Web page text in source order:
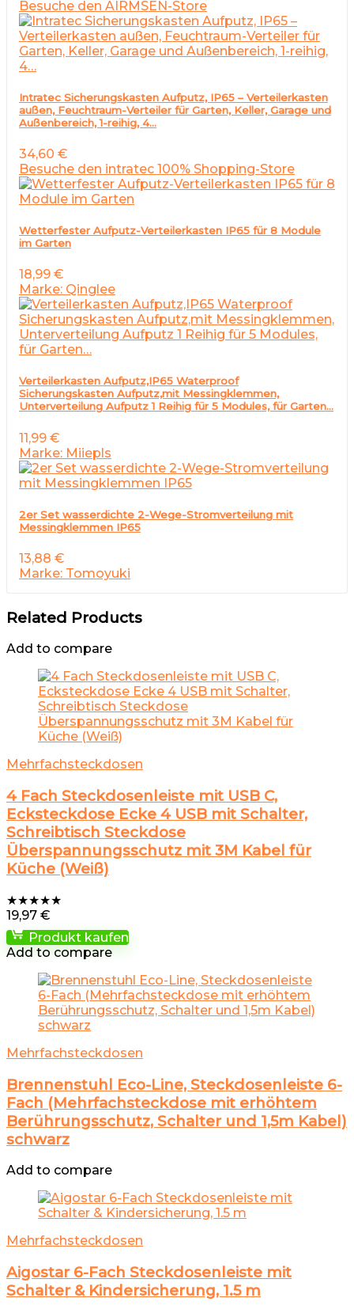
Besuche den AIRMSEN-Store
Intratec Sicherungskasten Aufputz, IP65 – Verteilerkasten
außen, Feuchtraum-Verteiler für Garten, Keller, Garage und
Außenbereich, 1-reihig, 4…
34,60 €
Besuche den intratec 100% Shopping-Store
Wetterfester Aufputz-Verteilerkasten IP65 für 8 Module
im Garten
18,99 €
Marke: Qinglee
Verteilerkasten Aufputz,IP65 Waterproof
Sicherungskasten Aufputz,mit Messingklemmen,
Unterverteilung Aufputz 1 Reihig für 5 Modules, für Garten…
11,99 €
Marke: Miiepls
2er Set wasserdichte 2-Wege-Stromverteilung mit
Messingklemmen IP65
13,88 €
Marke: Tomoyuki
Related Products
Add to compare
Mehrfachsteckdosen
4 Fach Steckdosenleiste mit USB C,
Ecksteckdose Ecke 4 USB mit Schalter,
Schreibtisch Steckdose
Überspannungsschutz mit 3M Kabel für
Küche (Weiß)
★★★★★
19,97 €
Produkt kaufen
Add to compare
Mehrfachsteckdosen
Brennenstuhl Eco-Line, Steckdosenleiste 6-
Fach (Mehrfachsteckdose mit erhöhtem
Berührungsschutz, Schalter und 1,5m Kabel)
schwarz
Add to compare
Mehrfachsteckdosen
Aigostar 6-Fach Steckdosenleiste mit
Schalter & Kindersicherung, 1.5 m